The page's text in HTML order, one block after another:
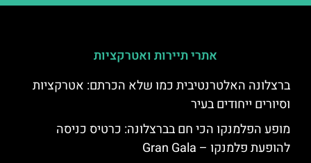
אתרי תיירות ואטרקציות
ברצלונה האלטרנטיבית כמו שלא הכרתם: אטרקציות
וסיורים ייחודים בעיר
מופע הפלמנקו הכי חם בברצלונה: כרטיס כניסה
להופעת פלמנקו – Gran Gala